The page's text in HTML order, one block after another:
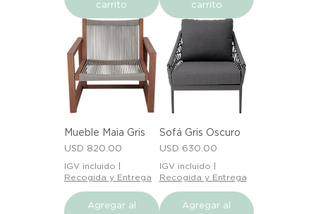
carrito carrito
Mueble Maia Gris
Precio
USD 820.00
IGV incluido |
Recogida y Entrega
Agregar al
Sofá Gris Oscuro
Precio
USD 630.00
IGV incluido |
Recogida y Entrega
Agregar al